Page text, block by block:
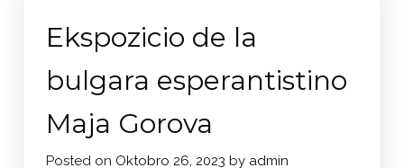
Ekspozicio de la
bulgara esperantistino
Maja Gorova
Posted on Oktobro 26, 2023 by admin